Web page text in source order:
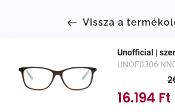
Vissza a
Unofficial |
UNOF0306
16.194 Ft